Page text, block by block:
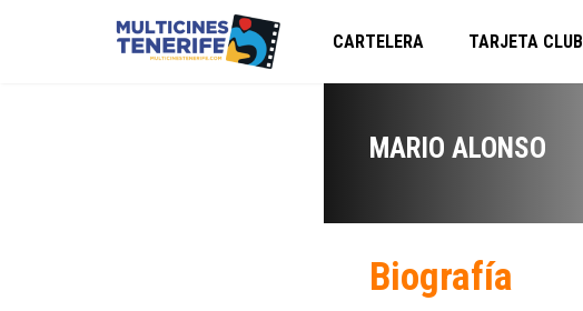
CARTELERA TARJETA CLUB
MARIO ALONSO
Biografía